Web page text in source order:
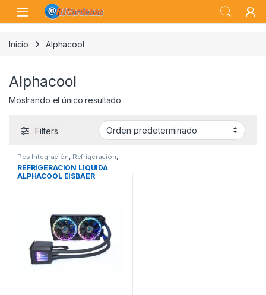
Skip to navigation
Skip to content
Open
Inicio Alphacool
Alphacool
Mostrando el único resultado
Filters
Pcs Integración, Refrigeración,
Refrigeración Líquida
REFRIGERACIÓN LÍQUIDA
ALPHACOOL EISBAER